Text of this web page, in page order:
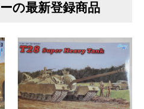
の最新登録商品